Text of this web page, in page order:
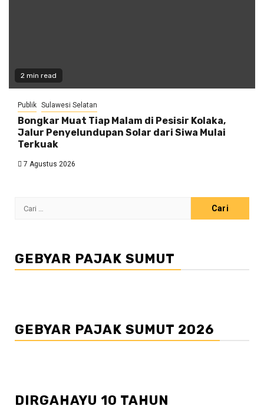
2 min read
Publik Sulawesi Selatan
Bongkar Muat Tiap Malam di Pesisir Kolaka,
Jalur Penyelundupan Solar dari Siwa Mulai
Terkuak
7 Agustus 2026
Cari
GEBYAR PAJAK SUMUT
GEBYAR PAJAK SUMUT 2026
DIRGAHAYU 10 TAHUN